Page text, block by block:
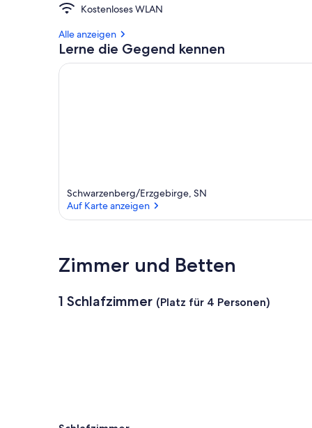
Kostenloses WLAN
Alle anzeigen
Lerne die Gegend kennen
Schwarzenberg/Erzgebirge, SN
Auf Karte anzeigen
Zimmer und Betten
1 Schlafzimmer (Platz für 4 Personen)